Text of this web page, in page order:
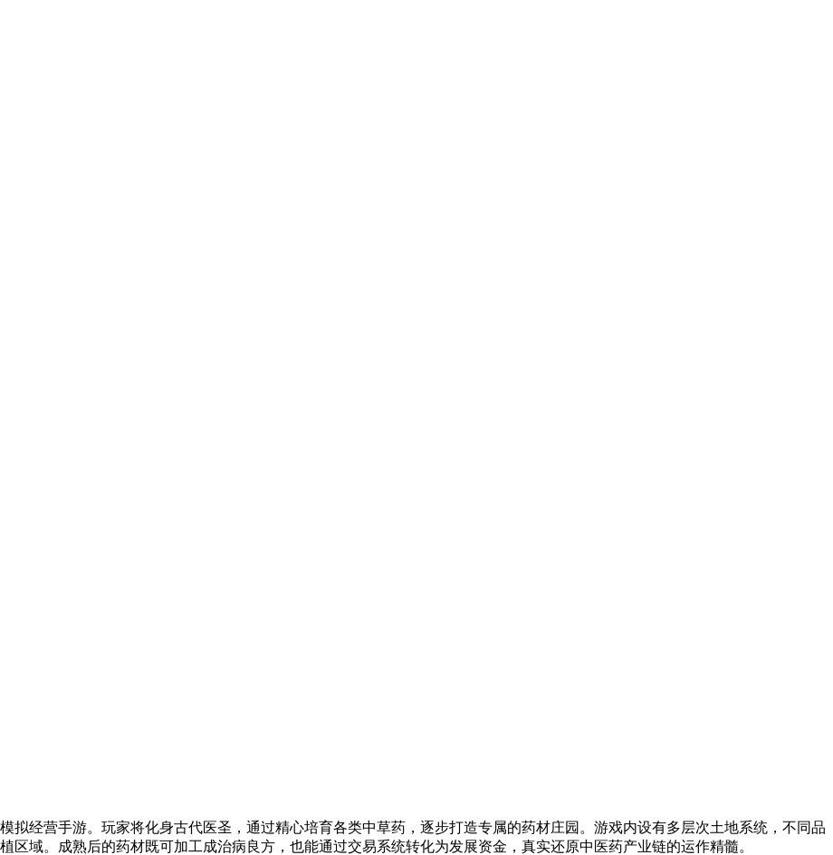
拟经营手游。玩家将化身古代医圣，通过精心培育各类中草药，逐步打造专属的药材庄园。游戏内设有多层次土地系统，不同品
区域。成熟后的药材既可加工成治病良方，也能通过交易系统转化为发展资金，真实还原中医药产业链的运作精髓。